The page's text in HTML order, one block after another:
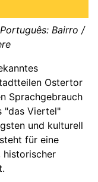
Bairro /
Ostertor
Sprachgebrauch
"das Viertel"
und kulturell
für eine
historischer